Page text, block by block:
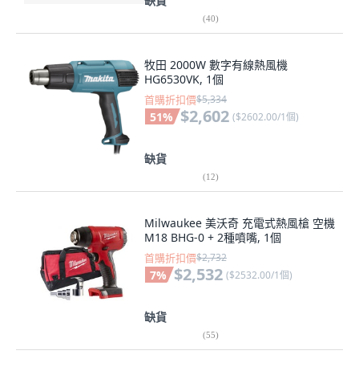
(40)
牧田 2000W 數字有線熱風機
HG6530VK, 1個
首購折扣價$5,334
51% $2,602 ($2602.00/1個)
缺貨
(12)
Milwaukee 美沃奇 充電式熱風槍 空機
M18 BHG-0 + 2種噴嘴, 1個
首購折扣價$2,732
7% $2,532 ($2532.00/1個)
缺貨
(55)